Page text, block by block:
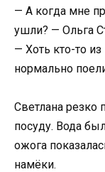
— А когда мне
ушли? — Ольга
— Хоть кто-то
нормально
Светлана резко
посуду. Вода
ожога
намёки.